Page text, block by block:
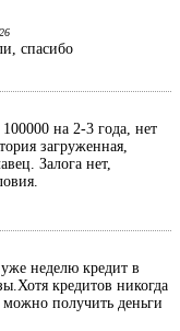
спасибо
на 2-3 года, нет
загруженная,
Залога нет,
неделю кредит в
кредитов никогда
получить деньги